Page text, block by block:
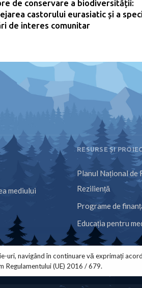
de conservare a biodiversității:
castorului eurasiatic și a
de interes comunitar
mediului
RESURSE ȘI
Planul Național de
Reziliență
Programe de
Educația pentru
uri, navigând în continuare vă exprimați
(UE) 2016 / 679.